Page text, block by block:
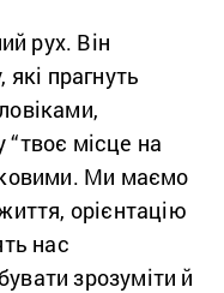
рух. Він
які прагнуть
“твоє місце на
Ми маємо
орієнтацію
нас
зрозуміти й